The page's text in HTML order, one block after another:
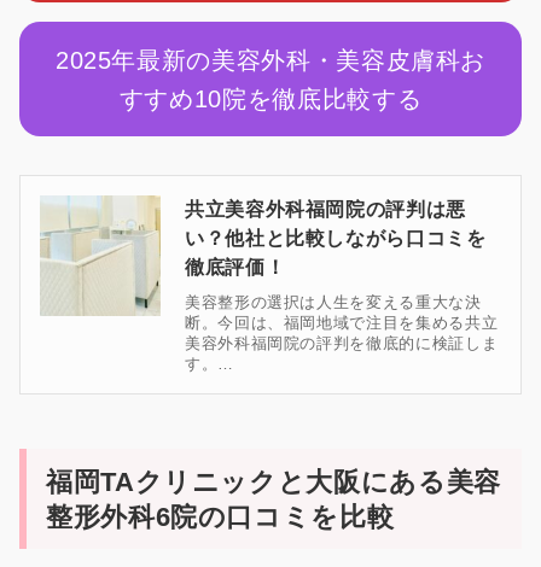
2025年最新の美容外科・美容皮膚科お
すすめ10院を徹底比較する
共立美容外科福岡院の評判は悪
い？他社と比較しながら口コミを
徹底評価！
美容整形の選択は人生を変える重大な決
断。今回は、福岡地域で注目を集める共立
美容外科福岡院の評判を徹底的に検証しま
す。…
福岡TAクリニックと大阪にある美容
整形外科6院の口コミを比較